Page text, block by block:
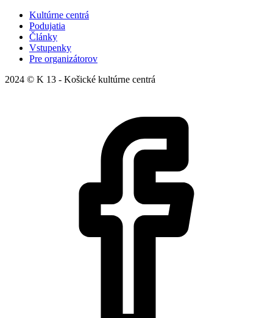
Kultúrne centrá
Podujatia
Články
Vstupenky
Pre organizátorov
2024 © K 13 - Košické kultúrne centrá